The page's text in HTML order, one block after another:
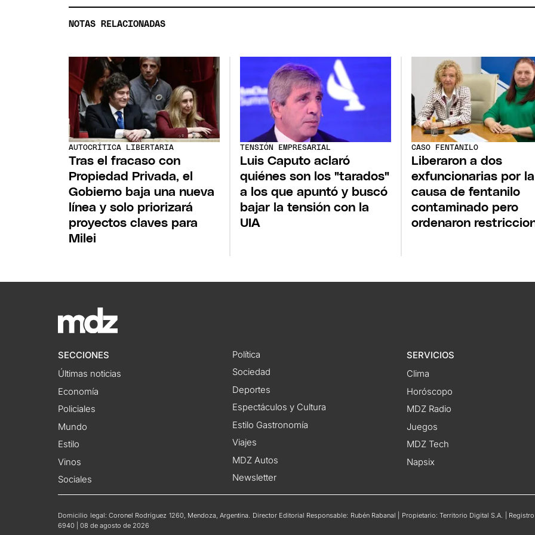
NOTAS RELACIONADAS
AUTOCRÍTICA LIBERTARIA
Tras el fracaso con
Propiedad Privada, el
Gobierno baja una nueva
línea y solo priorizará
proyectos claves para
Milei
TENSIÓN EMPRESARIAL
Luis Caputo aclaró
quiénes son los "tarados"
a los que apuntó y buscó
bajar la tensión con la
UIA
CASO FENTANILO
Liberaron a dos
exfuncionarias por la
causa de fentanilo
contaminado pero
ordenaron
SECCIONES
Últimas noticias
Economía
Policiales
Mundo
Estilo
Vinos
Sociales
Política
Sociedad
Deportes
Espectáculos y Cultura
Estilo Gastronomía
Viajes
MDZ Autos
Newsletter
SERVICIOS
Clima
Horóscopo
MDZ Radio
Juegos
MDZ Tech
Napsix
Domicilio legal: Coronel Rodríguez 1260, Mendoza, Argentina. Director Editorial Responsable: Rubén Rabanal | Propietario: Territorio Digital S.A. |
6940 | 08 de agosto de 2026